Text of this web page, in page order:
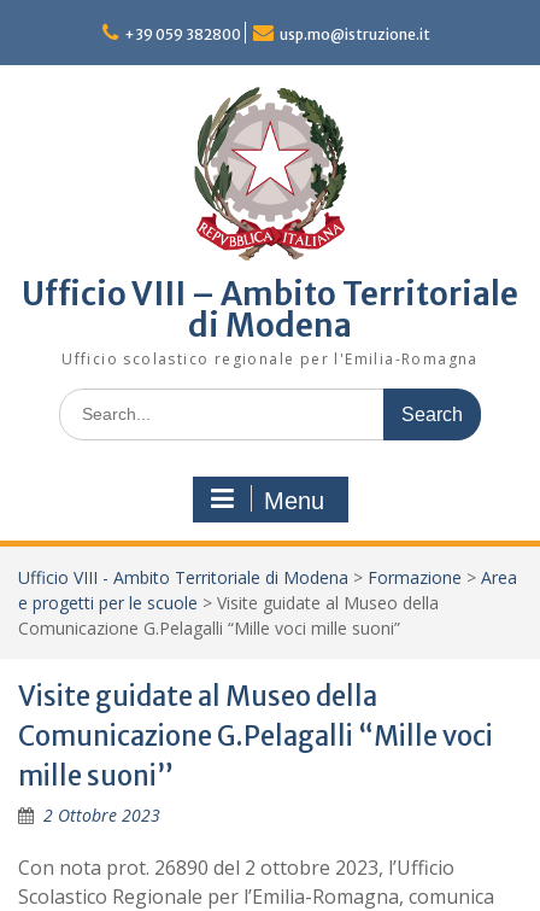
content
+39 059 382800 usp.mo@istruzione.it
Ufficio VIII – Ambito Territoriale
di Modena
Ufficio scolastico regionale per l'Emilia-Romagna
Search
for:
Menu
Ufficio VIII - Ambito Territoriale di Modena > Formazione > Area
e progetti per le scuole > Visite guidate al Museo della
Comunicazione G.Pelagalli “Mille voci mille suoni”
Visite guidate al Museo della
Comunicazione G.Pelagalli “Mille voci
mille suoni”
2 Ottobre 2023
Con nota prot. 26890 del 2 ottobre 2023, l’Ufficio
Scolastico Regionale per l’Emilia-Romagna, comunica